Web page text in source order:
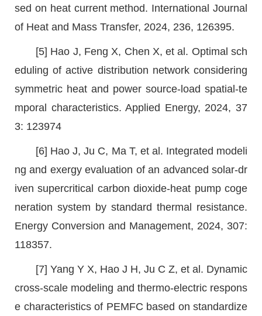
sed on heat current method. International Journal
of Heat and Mass Transfer, 2024, 236, 126395.
[5] Hao J, Feng X, Chen X, et al. Optimal sch
eduling of active distribution network considering
symmetric heat and power source-load spatial-te
mporal characteristics. Applied Energy, 2024, 37
3: 123974
[6] Hao J, Ju C, Ma T, et al. Integrated modeli
ng and exergy evaluation of an advanced solar-dr
iven supercritical carbon dioxide-heat pump coge
neration system by standard thermal resistance.
Energy Conversion and Management, 2024, 307:
118357.
[7] Yang Y X, Hao J H, Ju C Z, et al. Dynamic
cross-scale modeling and thermo-electric respons
e characteristics of PEMFC based on standardize